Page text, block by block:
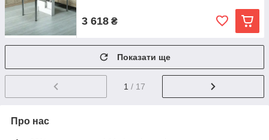
3 618 ₴
Показати ще
1 / 17
Про нас